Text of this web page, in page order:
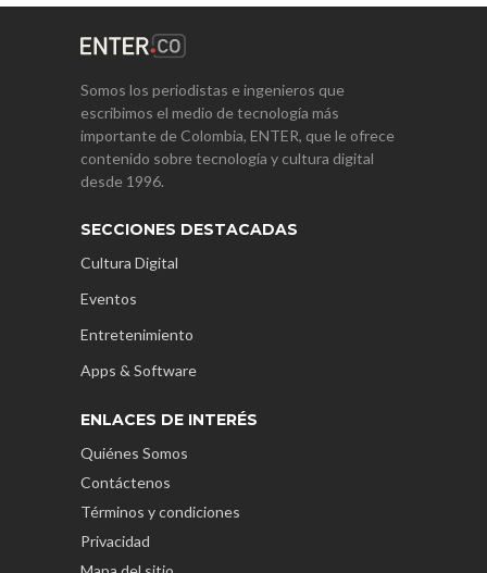
Somos los periodistas e ingenieros que
escribimos el medio de tecnología más
importante de Colombia, ENTER, que le ofrece
contenido sobre tecnología y cultura digital
desde 1996.
SECCIONES DESTACADAS
Cultura Digital
Eventos
Entretenimiento
Apps & Software
ENLACES DE INTERÉS
Quiénes Somos
Contáctenos
Términos y condiciones
Privacidad